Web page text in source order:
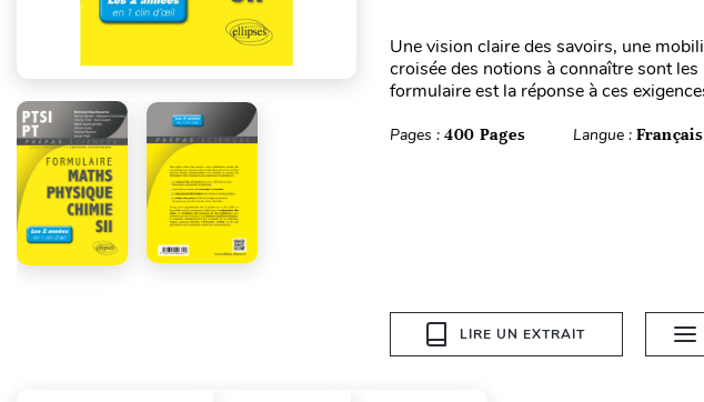
Une vision claire des savoirs, une
croisée des notions à connaître sont
formulaire est la réponse à ces
Pages : 400 Pages Langue : Français
LIRE UN EXTRAIT